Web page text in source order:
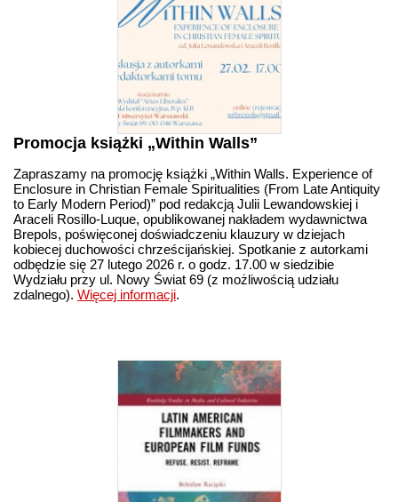
Promocja książki „Within Walls”
Zapraszamy na promocję książki „Within Walls. Experience of
Enclosure in Christian Female Spiritualities (From Late Antiquity
to Early Modern Period)” pod redakcją Julii Lewandowskiej i
Araceli Rosillo-Luque, opublikowanej nakładem wydawnictwa
Brepols, poświęconej doświadczeniu klauzury w dziejach
kobiecej duchowości chrześcijańskiej. Spotkanie z autorkami
odbędzie się 27 lutego 2026 r. o godz. 17.00 w siedzibie
Wydziału przy ul. Nowy Świat 69 (z możliwością udziału
zdalnego). Więcej informacji.